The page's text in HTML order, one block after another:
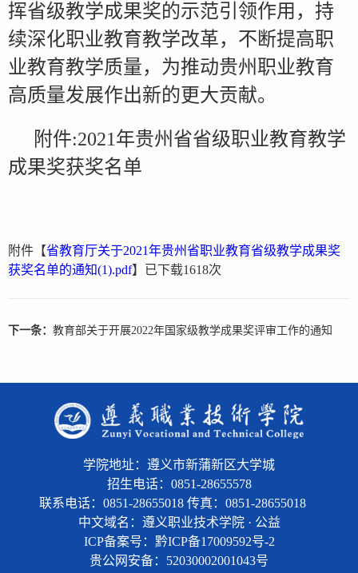
挥省级教学成果奖的示范引领作用，持
续深化职业教育教学改革，不断提高职
业教育教学质量，为推动贵州职业教育
高质量发展作出新的更大贡献。
附件:2021年贵州省省级职业教育教学
成果奖获奖名单
附件【省教育厅关于2021年贵州省职业教育省级教学成果奖
获奖名单的通知(1).pdf】已下载1618次
下一条： 教育部关于开展2022年国家级教学成果奖评审工作的通知
学院地址：遵义市新蒲新区大学城
招生电话：0851-28655578
联系电话：0851-28655018 传真：0851-28655018
中文域名：遵义职业技术学院 · 公益
ICP备案号：黔ICP备17009592号-2
贵公网安备： 52030002001043号